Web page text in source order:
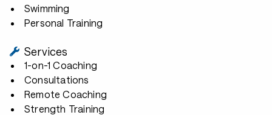
Swimming
Personal Training
Services
1-on-1 Coaching
Consultations
Remote Coaching
Strength Training